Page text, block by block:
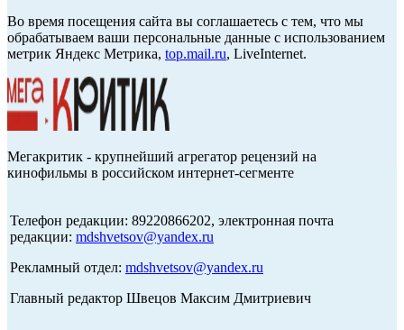
Во время посещения сайта вы соглашаетесь с тем, что мы
обрабатываем ваши персональные данные с использованием
метрик Яндекс Метрика, top.mail.ru, LiveInternet.
Мегакритик - крупнейший агрегатор рецензий на
кинофильмы в российском интернет-сегменте
Телефон редакции: 89220866202, электронная почта
редакции: mdshvetsov@yandex.ru
Рекламный отдел: mdshvetsov@yandex.ru
Главный редактор Швецов Максим Дмитриевич